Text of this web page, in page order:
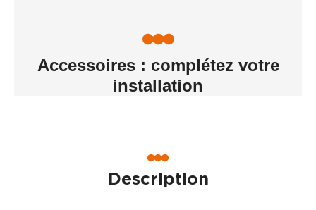
Accessoires : complétez votre
installation
Description